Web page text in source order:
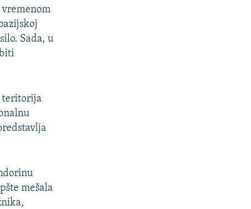
Sada, u
teritorija
mešala